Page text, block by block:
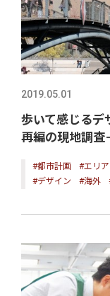
2019.05.01
歩いて感じるデ
再編の現地調査
#都市計画 #エリ
#デザイン
#海外